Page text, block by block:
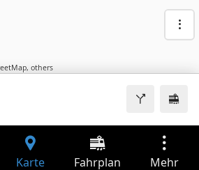
, others
Karte Fahrplan Mehr